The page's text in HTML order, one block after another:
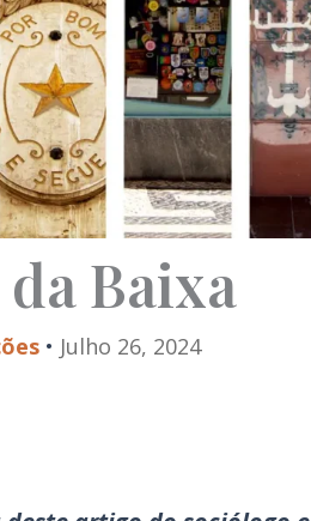
Baixa
• Julho 26, 2024